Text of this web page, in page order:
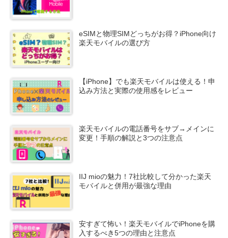
eSIMと物理SIMどっちがお得？iPhone向け
楽天モバイルの選び方
【iPhone】でも楽天モバイルは使える！申
込み方法と実際の使用感をレビュー
楽天モバイルの電話番号をサブ→メインに
変更！手順の解説と3つの注意点
IIJ mioの魅力！7社比較して分かった楽天
モバイルと併用が最強な理由
安すぎて怖い！楽天モバイルでiPhoneを購
入するべき5つの理由と注意点